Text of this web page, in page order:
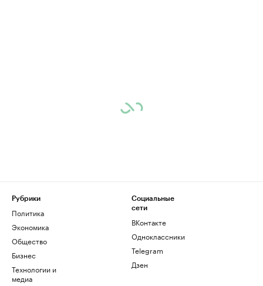
Рубрики
Политика
Экономика
Общество
Бизнес
Технологии и
медиа
Социальные
сети
ВКонтакте
Одноклассники
Telegram
Дзен